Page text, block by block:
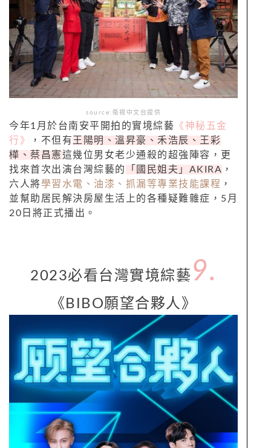
source:衛視中文台提供
今年1月於台南安平開拍的實境綜藝 《神秘五金
行》
，不但有 王陽明、溫昇豪、禾浩辰、王彩
樺、蔡昌憲這幾位男女老少通殺的超強陣容，更
找來首次出演台灣綜藝的
「國民姐夫」AKIRA ，
六人將學習水電、油漆、抓漏等專業技能課程 ，
並幫助居民解決房屋生活上的各種疑難雜症，5月
20日將正式播出。
2023必看台灣實境綜藝 9.
《BIBO願望合夥人》